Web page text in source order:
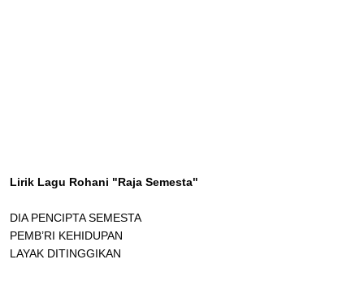
Lirik Lagu Rohani "Raja Semesta"
DIA PENCIPTA SEMESTA
PEMB’RI KEHIDUPAN
LAYAK DITINGGIKAN